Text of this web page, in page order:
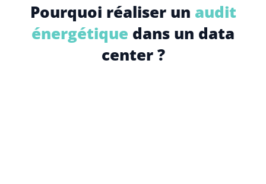
Pourquoi réaliser un audit
énergétique dans un data
center ?